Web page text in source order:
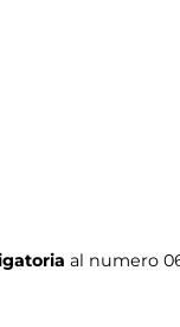
al numero